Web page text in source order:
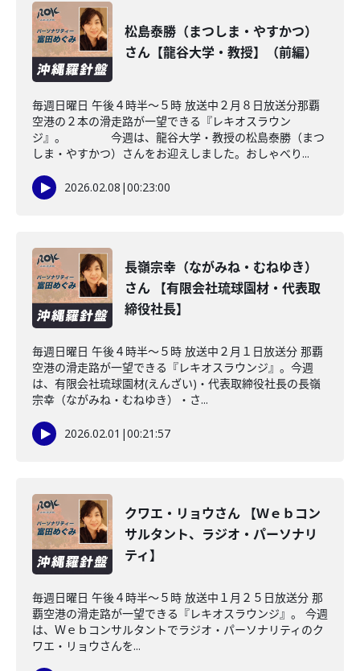
松島泰勝（まつしま・やすかつ）
さん【龍谷大学・教授】（前編）
毎週日曜日 午後４時半～５時 放送中２月８日放送分那覇
空港の２本の滑走路が一望できる『レキオスラウン
ジ』。 今週は、龍谷大学・教授の松島泰勝（まつ
しま・やすかつ）さんをお迎えしました。おしゃべり...
2026.02.08 |00:23:00
長嶺宗幸（ながみね・むねゆき）
さん 【有限会社琉球園材・代表取
締役社長】
毎週日曜日 午後４時半～５時 放送中２月１日放送分 那覇
空港の滑走路が一望できる『レキオスラウンジ』。今週
は、有限会社琉球園材(えんざい)・代表取締役社長の長嶺
宗幸（ながみね・むねゆき）・さ...
2026.02.01 |00:21:57
クワエ・リョウさん 【Ｗｅｂコン
サルタント、ラジオ・パーソナリ
ティ】
毎週日曜日 午後４時半～５時 放送中１月２５日放送分 那
覇空港の滑走路が一望できる『レキオスラウンジ』。 今週
は、Ｗｅｂコンサルタントでラジオ・パーソナリティのク
ワエ・リョウさんを...